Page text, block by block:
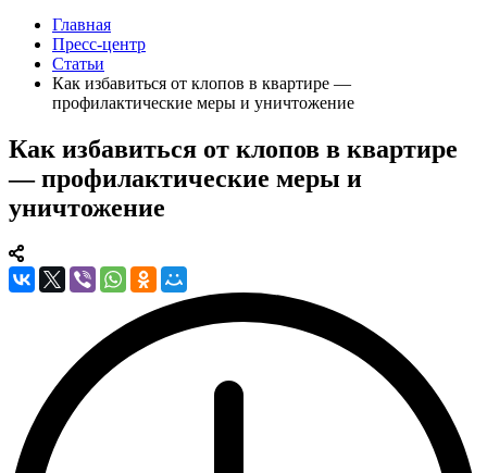
Главная
Пресс-центр
Статьи
Как избавиться от клопов в квартире —
профилактические меры и уничтожение
Как избавиться от клопов в квартире
— профилактические меры и
уничтожение